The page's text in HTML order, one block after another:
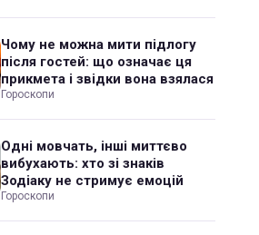
Чому не можна мити підлогу
після гостей: що означає ця
прикмета і звідки вона взялася
Гороскопи
Одні мовчать, інші миттєво
вибухають: хто зі знаків
Зодіаку не стримує емоцій
Гороскопи